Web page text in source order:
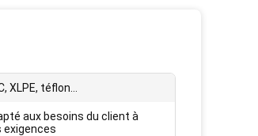
XLPE, téflon…
aux besoins du client à
exigences